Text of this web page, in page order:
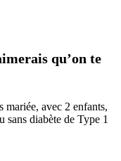
qu’on te
mariée, avec 2 enfants,
sans diabète de Type 1